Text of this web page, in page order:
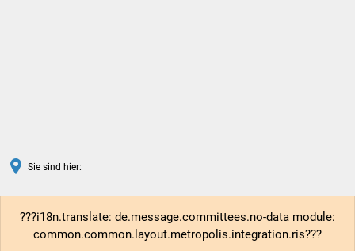
Sie sind hier:
???i18n.translate: de.message.committees.no-data module:
common.common.layout.metropolis.integration.ris???